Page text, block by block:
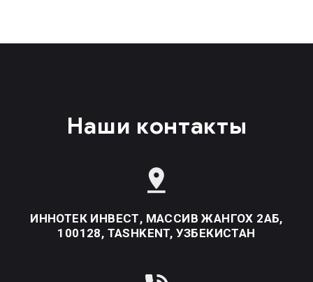
Наши контакты
ИННОТЕК ИНВЕСТ, МАССИВ ЖАНГОХ 2АБ,
100128, TASHKENT, УЗБЕКИСТАН